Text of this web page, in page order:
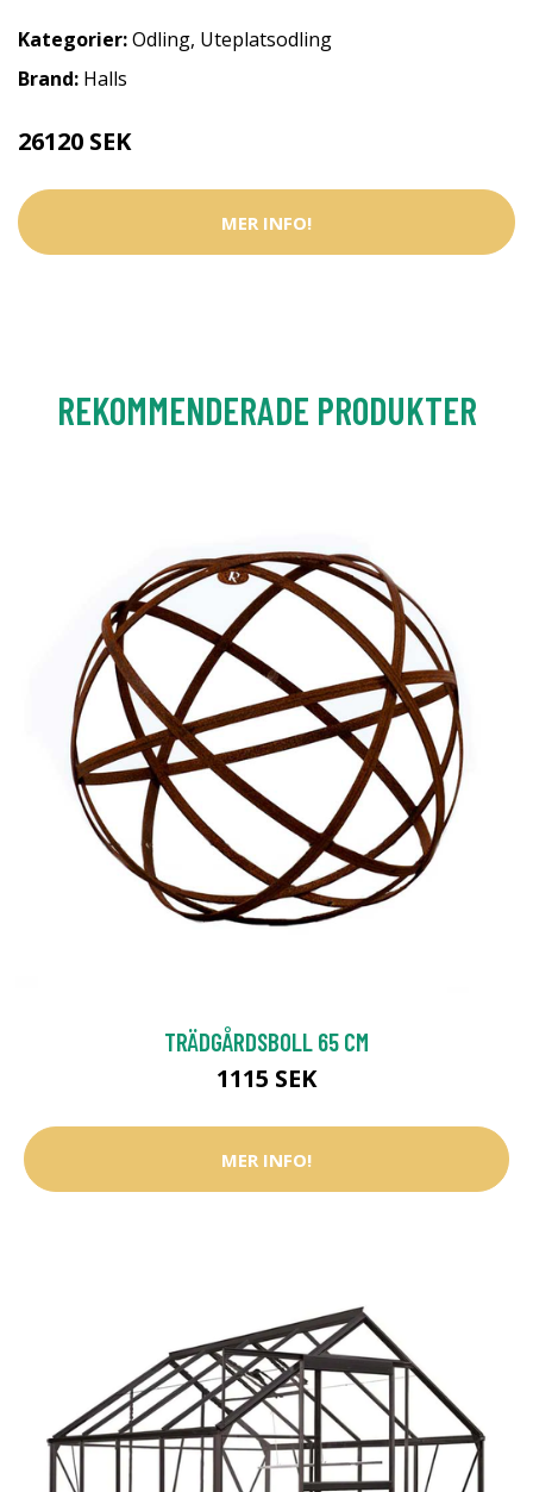
Kategorier:Odling, Uteplatsodling
Brand: Halls
26120 SEK
MER INFO!
REKOMMENDERADE PRODUKTER
TRÄDGÅRDSBOLL 65 CM
1115 SEK
MER INFO!